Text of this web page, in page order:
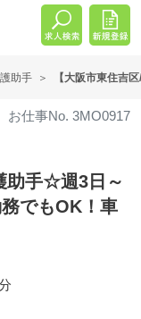
助手 【大阪市東住吉
お仕事No. 3MO0917
助手☆週3日～
でもOK！車